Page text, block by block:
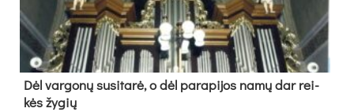
Dėl var­go­nų su­si­ta­rė, o dėl pa­ra­pi­jos na­mų dar rei­
kės žy­gių